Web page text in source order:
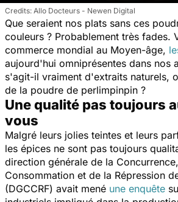
Allo Docteurs - Newen Digital
Que seraient nos plats sans ces
couleurs ? Probablement très fades.
commerce mondial au Moyen-âge,
aujourd'hui omniprésentes dans nos
s'agit-il vraiment d'extraits naturels,
de la poudre de perlimpinpin ?
Une qualité pas toujours
vous
Malgré leurs jolies teintes et leurs
les épices ne sont pas toujours
direction générale de la
Consommation et de la Répression
(DGCCRF) avait mené une enquête